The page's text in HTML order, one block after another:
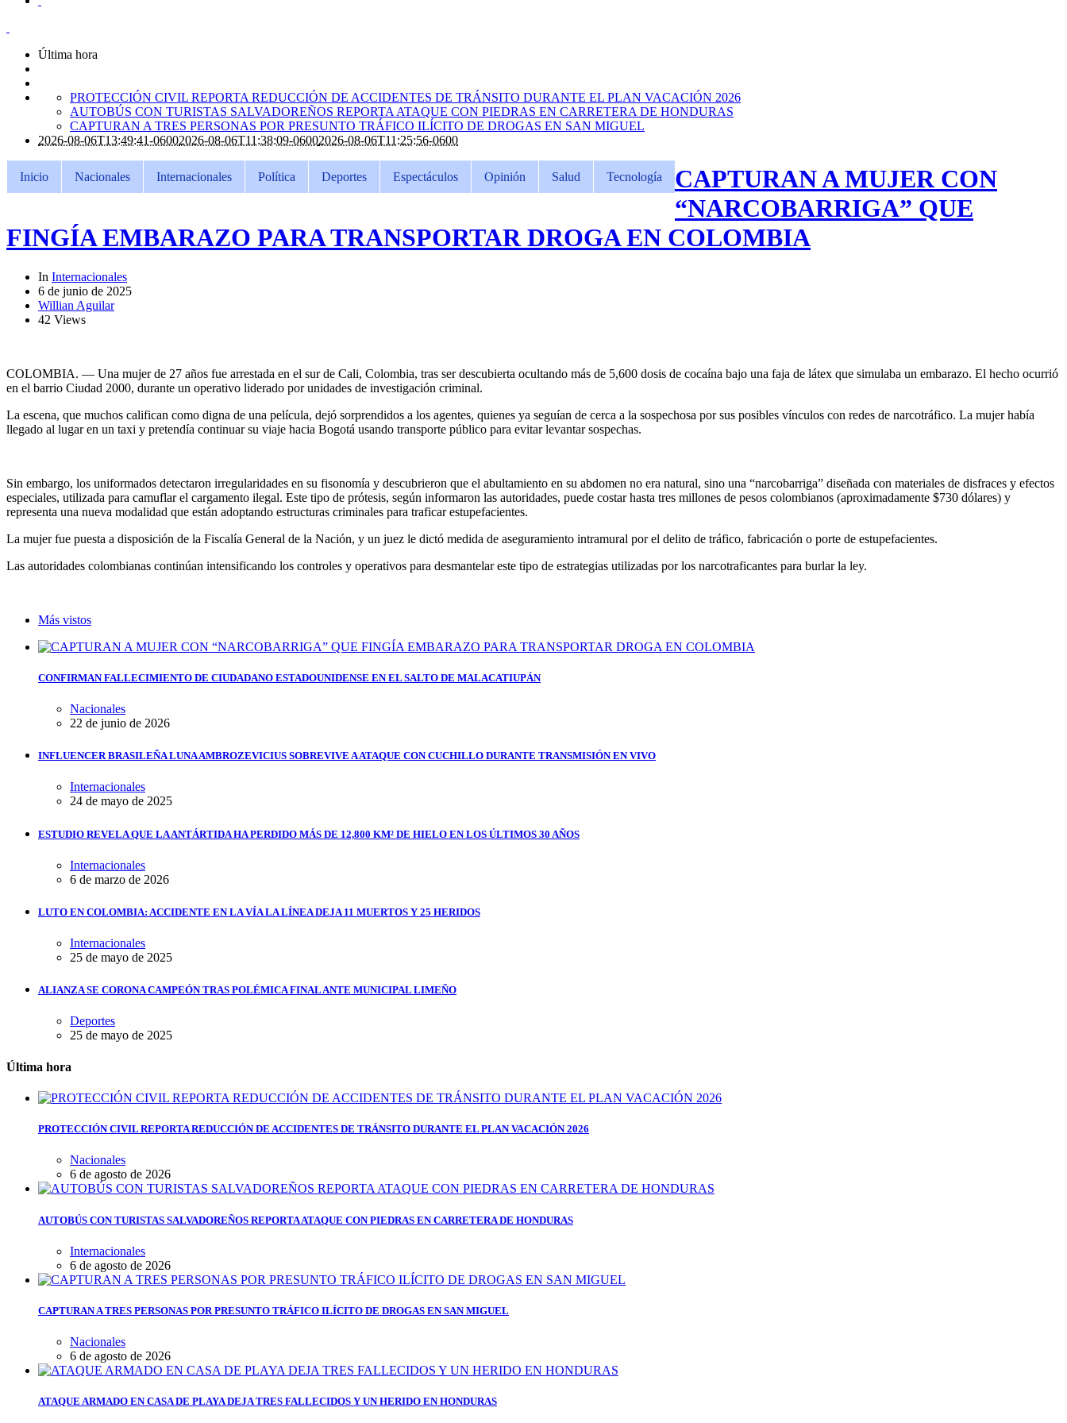
Última hora
PROTECCIÓN CIVIL REPORTA REDUCCIÓN DE ACCIDENTES DE TRÁNSITO DURANTE EL PLAN VACACIÓN 2026
AUTOBÚS CON TURISTAS SALVADOREÑOS REPORTA ATAQUE CON PIEDRAS EN CARRETERA DE HONDURAS
CAPTURAN A TRES PERSONAS POR PRESUNTO TRÁFICO ILÍCITO DE DROGAS EN SAN MIGUEL
2026-08-06T13:49:41-06002026-08-06T11:38:09-06002026-08-06T11:25:56-0600
Inicio Nacionales Internacionales Política Deportes Espectáculos Opinión Salud Tecnología
CAPTURAN A MUJER CON
“NARCOBARRIGA” QUE
FINGÍA EMBARAZO PARA TRANSPORTAR DROGA EN COLOMBIA
In Internacionales
6 de junio de 2025
Willian Aguilar
42 Views
COLOMBIA. — Una mujer de 27 años fue arrestada en el sur de Cali, Colombia, tras ser descubierta ocultando más de 5,600 dosis de cocaína bajo una faja de látex que simulaba un embarazo. El hecho ocurrió
en el barrio Ciudad 2000, durante un operativo liderado por unidades de investigación criminal.
La escena, que muchos califican como digna de una película, dejó sorprendidos a los agentes, quienes ya seguían de cerca a la sospechosa por sus posibles vínculos con redes de narcotráfico. La mujer había
llegado al lugar en un taxi y pretendía continuar su viaje hacia Bogotá usando transporte público para evitar levantar sospechas.
Sin embargo, los uniformados detectaron irregularidades en su fisonomía y descubrieron que el abultamiento en su abdomen no era natural, sino una “narcobarriga” diseñada con materiales de disfraces y efectos
especiales, utilizada para camuflar el cargamento ilegal. Este tipo de prótesis, según informaron las autoridades, puede costar hasta tres millones de pesos colombianos (aproximadamente $730 dólares) y
representa una nueva modalidad que están adoptando estructuras criminales para traficar estupefacientes.
La mujer fue puesta a disposición de la Fiscalía General de la Nación, y un juez le dictó medida de aseguramiento intramural por el delito de tráfico, fabricación o porte de estupefacientes.
Las autoridades colombianas continúan intensificando los controles y operativos para desmantelar este tipo de estrategias utilizadas por los narcotraficantes para burlar la ley.
Más vistos
CONFIRMAN FALLECIMIENTO DE CIUDADANO ESTADOUNIDENSE EN EL SALTO DE MALACATIUPÁN
Nacionales
22 de junio de 2026
INFLUENCER BRASILEÑA LUNA AMBROZEVICIUS SOBREVIVE A ATAQUE CON CUCHILLO DURANTE TRANSMISIÓN EN VIVO
Internacionales
24 de mayo de 2025
ESTUDIO REVELA QUE LA ANTÁRTIDA HA PERDIDO MÁS DE 12,800 KM² DE HIELO EN LOS ÚLTIMOS 30 AÑOS
Internacionales
6 de marzo de 2026
LUTO EN COLOMBIA: ACCIDENTE EN LA VÍA LA LÍNEA DEJA 11 MUERTOS Y 25 HERIDOS
Internacionales
25 de mayo de 2025
ALIANZA SE CORONA CAMPEÓN TRAS POLÉMICA FINAL ANTE MUNICIPAL LIMEÑO
Deportes
25 de mayo de 2025
Última hora
PROTECCIÓN CIVIL REPORTA REDUCCIÓN DE ACCIDENTES DE TRÁNSITO DURANTE EL PLAN VACACIÓN 2026
Nacionales
6 de agosto de 2026
AUTOBÚS CON TURISTAS SALVADOREÑOS REPORTA ATAQUE CON PIEDRAS EN CARRETERA DE HONDURAS
Internacionales
6 de agosto de 2026
CAPTURAN A TRES PERSONAS POR PRESUNTO TRÁFICO ILÍCITO DE DROGAS EN SAN MIGUEL
Nacionales
6 de agosto de 2026
ATAQUE ARMADO EN CASA DE PLAYA DEJA TRES FALLECIDOS Y UN HERIDO EN HONDURAS